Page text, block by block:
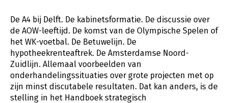
De A4 bij Delft. De kabinetsformatie. De discussie over
de AOW-leeftijd. De komst van de Olympische Spelen of
het WK-voetbal. De Betuwelijn. De
hypotheekrenteaftrek. De Amsterdamse Noord-
Zuidlijn. Allemaal voorbeelden van
onderhandelingssituaties over grote projecten met op
zijn minst discutabele resultaten. Dat kan anders, is de
stelling in het Handboek strategisch